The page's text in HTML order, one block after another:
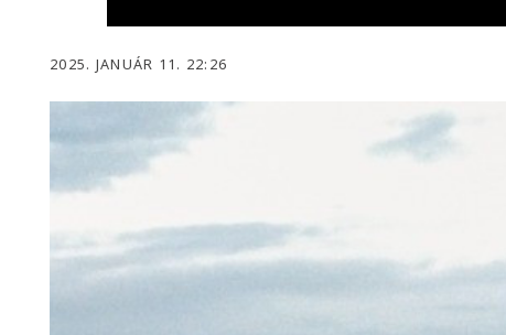
2025. JANUÁR 11. 22:26